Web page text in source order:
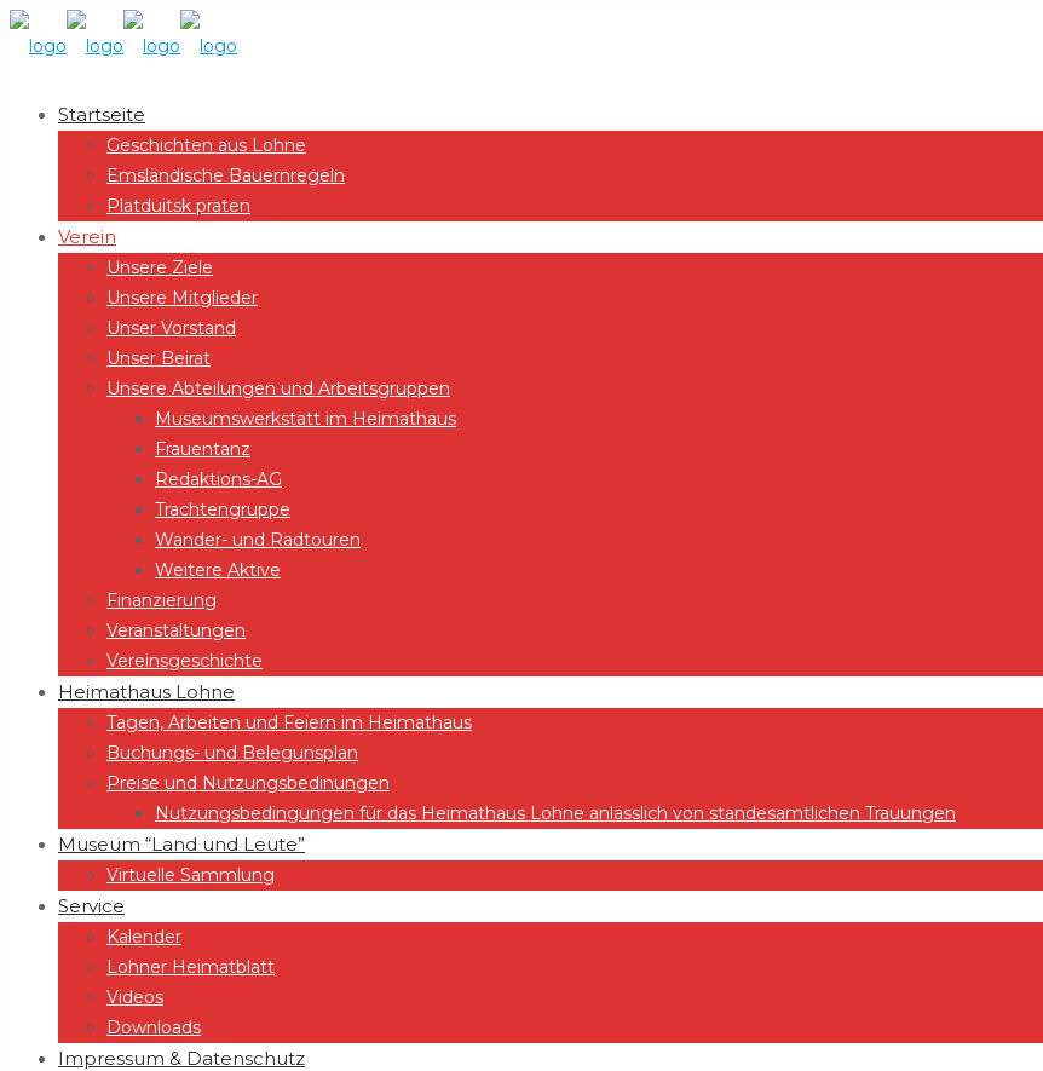
Startseite
Geschichten aus Lohne
Emsländische Bauernregeln
Platduitsk praten
Verein
Unsere Ziele
Unsere Mitglieder
Unser Vorstand
Unser Beirat
Unsere Abteilungen und Arbeitsgruppen
Museumswerkstatt im Heimathaus
Frauentanz
Redaktions-AG
Trachtengruppe
Wander- und Radtouren
Weitere Aktive
Finanzierung
Veranstaltungen
Vereinsgeschichte
Heimathaus Lohne
Tagen, Arbeiten und Feiern im Heimathaus
Buchungs- und Belegunsplan
Preise und Nutzungsbedinungen
Nutzungsbedingungen für das Heimathaus Lohne anlässlich von standesamtlichen Trauungen
Museum “Land und Leute”
Virtuelle Sammlung
Service
Kalender
Lohner Heimatblatt
Videos
Downloads
Impressum & Datenschutz